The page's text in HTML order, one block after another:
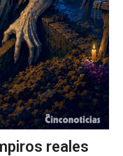
reales